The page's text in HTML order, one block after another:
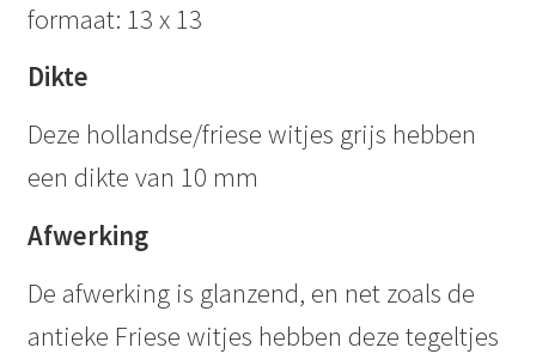
formaat: 13 x 13
Dikte
Deze hollandse/friese witjes grijs hebben
een dikte van 10 mm
Afwerking
De afwerking is glanzend, en net zoals de
antieke Friese witjes hebben deze tegeltjes